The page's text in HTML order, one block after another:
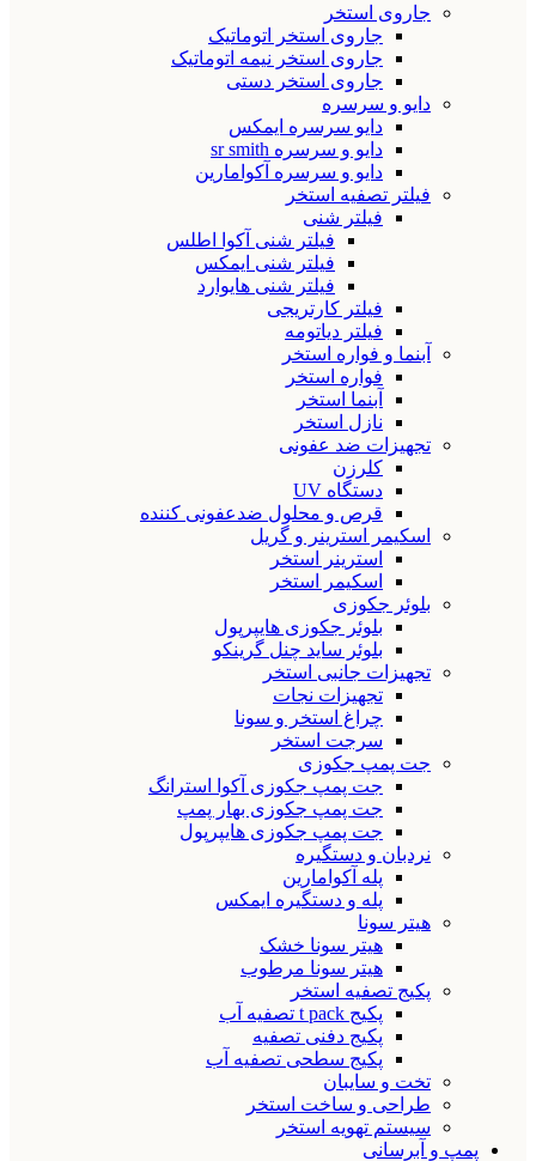
جاروی استخر
جاروی استخر اتوماتیک
جاروی استخر نیمه اتوماتیک
جاروی استخر دستی
دایو و سرسره
دایو سرسره ایمکس
دایو و سرسره sr smith
دایو و سرسره آکوامارین
فیلتر تصفیه استخر
فیلتر شنی
فیلتر شنی آکوا اطلس
فیلتر شنی ایمکس
فیلتر شنی هایوارد
فیلتر کارتریجی
فیلتر دیاتومه
آبنما و فواره استخر
فواره استخر
آبنما استخر
نازل استخر
تجهیزات ضد عفونی
کلرزن
دستگاه UV
قرص و محلول ضدعفونی کننده
اسکیمر استرینر و گریل
استرینر استخر
اسکیمر استخر
بلوئر جکوزی
بلوئر جکوزی هایپرپول
بلوئر ساید چنل گرینکو
تجهیزات جانبی استخر
تجهیزات نجات
چراغ استخر و سونا
سرجت استخر
جت پمپ جکوزی
جت پمپ جکوزی آکوا استرانگ
جت پمپ جکوزی بهار پمپ
جت پمپ جکوزی هایپرپول
نردبان و دستگیره
پله آکوامارین
پله و دستگیره ایمکس
هیتر سونا
هیتر سونا خشک
هیتر سونا مرطوب
پکیج تصفیه استخر
پکیج t pack تصفیه آب
پکیج دفنی تصفیه
پکیج سطحی تصفیه آب
تخت و سایبان
طراحی و ساخت استخر
سیستم تهویه استخر
پمپ و آبرسانی